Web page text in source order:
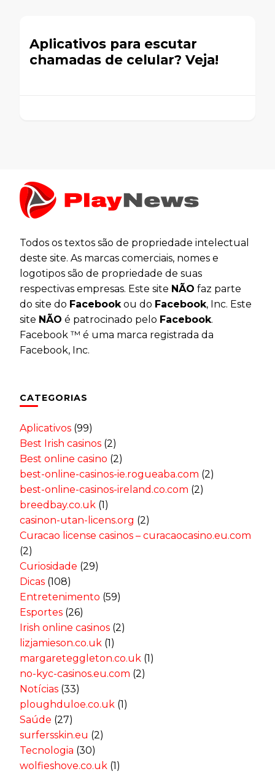
Aplicativos para escutar
chamadas de celular? Veja!
Todos os textos são de propriedade intelectual
deste site. As marcas comerciais, nomes e
logotipos são de propriedade de suas
respectivas empresas. Este site NÃO faz parte
do site do Facebookou do Facebook, Inc. Este
site NÃO é patrocinado pelo Facebook.
Facebook ™ é uma marca registrada da
Facebook, Inc.
CATEGORIAS
Aplicativos (99)
Best Irish casinos (2)
Best online casino (2)
best-online-casinos-ie.rogueaba.com (2)
best-online-casinos-ireland.co.com (2)
breedbay.co.uk (1)
casinon-utan-licens.org (2)
Curacao license casinos – curacaocasino.eu.com
(2)
Curiosidade (29)
Dicas (108)
Entretenimento (59)
Esportes (26)
Irish online casinos (2)
lizjamieson.co.uk (1)
margareteggleton.co.uk (1)
no-kyc-casinos.eu.com (2)
Notícias (33)
ploughduloe.co.uk (1)
Saúde (27)
surfersskin.eu (2)
Tecnologia (30)
wolfieshove.co.uk (1)